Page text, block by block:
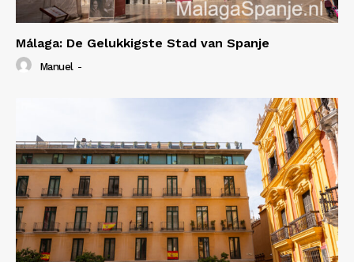
Málaga: De Gelukkigste Stad van Spanje
Manuel -